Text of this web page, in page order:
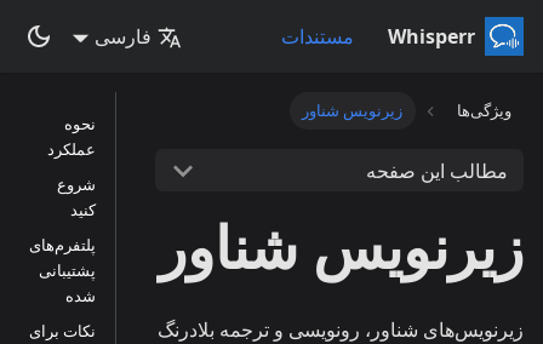
Whisperr مستندات فارسی
ویژگی‌ها زیرنویس شناور
مطالب این صفحه
زیرنویس شناور
زیرنویس‌های شناور، رونویسی و ترجمه بلادرنگ
نحوه
عملکرد
شروع
کنید
پلتفرم‌های
پشتیبانی‌
شده
نکات برای